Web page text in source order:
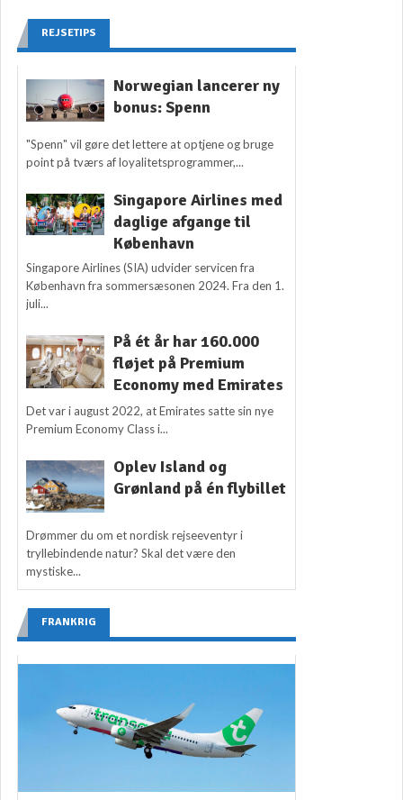
REJSETIPS
Norwegian lancerer ny
bonus: Spenn
"Spenn" vil gøre det lettere at optjene og bruge
point på tværs af loyalitetsprogrammer,...
Singapore Airlines med
daglige afgange til
København
Singapore Airlines (SIA) udvider servicen fra
København fra sommersæsonen 2024. Fra den 1.
juli...
På ét år har 160.000
fløjet på Premium
Economy med Emirates
Det var i august 2022, at Emirates satte sin nye
Premium Economy Class i...
Oplev Island og
Grønland på én flybillet
Drømmer du om et nordisk rejseeventyr i
tryllebindende natur? Skal det være den
mystiske...
FRANKRIG